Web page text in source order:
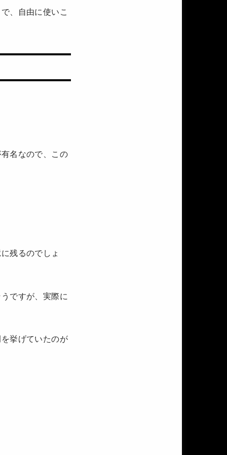
、自由に使いこ
名なので、この
残るのでしょ
ですが、実際に
挙げていたのが